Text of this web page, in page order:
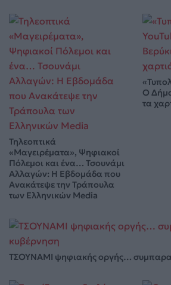
Τηλεοπτικά
«Μαγειρέματα», Ψηφιακοί
Πόλεμοι και ένα… Τσουνάμι
Αλλαγών: Η Εβδομάδα που
Ανακάτεψε την Τράπουλα
των Ελληνικών Media
Ο
τα
ΤΣΟΥΝΑΜΙ ψηφιακής οργής…